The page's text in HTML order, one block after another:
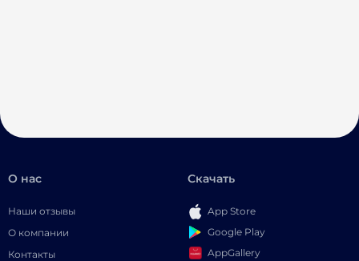
О нас
Наши отзывы
О компании
Контакты
Скачать
App Store
Google Play
AppGallery